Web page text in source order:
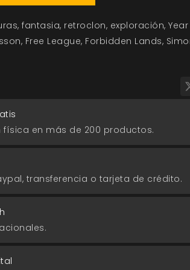
fantasia retroclon exploración
Free League Forbidden Lands
física en más de 200 productos.
transferencia o tarjeta de crédito.